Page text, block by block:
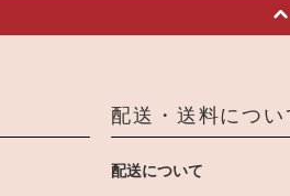
配送・送料につい
配送について